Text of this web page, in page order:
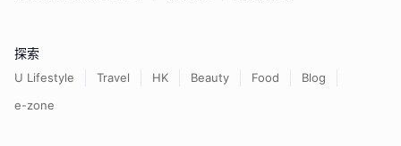
探索
U Lifestyle Travel HK Beauty Food
Blog
e-zone